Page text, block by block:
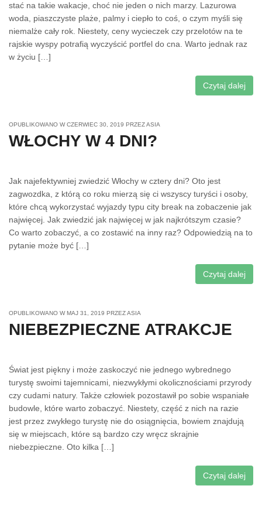
stać na takie wakacje, choć nie jeden o nich marzy. Lazurowa
woda, piaszczyste plaże, palmy i ciepło to coś, o czym myśli się
niemalże cały rok. Niestety, ceny wycieczek czy przelotów na te
rajskie wyspy potrafią wyczyścić portfel do cna. Warto jednak raz
w życiu […]
Czytaj dalej
OPUBLIKOWANO WCZERWIEC 30, 2019 PRZEZASIA
WŁOCHY W 4 DNI?
Jak najefektywniej zwiedzić Włochy w cztery dni? Oto jest
zagwozdka, z którą co roku mierzą się ci wszyscy turyści i osoby,
które chcą wykorzystać wyjazdy typu city break na zobaczenie jak
najwięcej. Jak zwiedzić jak najwięcej w jak najkrótszym czasie?
Co warto zobaczyć, a co zostawić na inny raz? Odpowiedzią na to
pytanie może być […]
Czytaj dalej
OPUBLIKOWANO WMAJ 31, 2019 PRZEZASIA
NIEBEZPIECZNE ATRAKCJE
Świat jest piękny i może zaskoczyć nie jednego wybrednego
turystę swoimi tajemnicami, niezwykłymi okolicznościami przyrody
czy cudami natury. Także człowiek pozostawił po sobie wspaniałe
budowle, które warto zobaczyć. Niestety, część z nich na razie
jest przez zwykłego turystę nie do osiągnięcia, bowiem znajdują
się w miejscach, które są bardzo czy wręcz skrajnie
niebezpieczne. Oto kilka […]
Czytaj dalej